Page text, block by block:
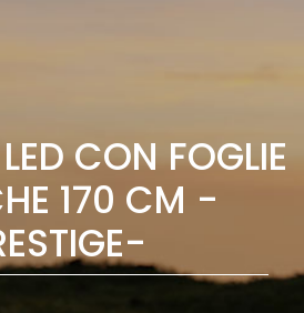
CON FOGLIE
170 CM -